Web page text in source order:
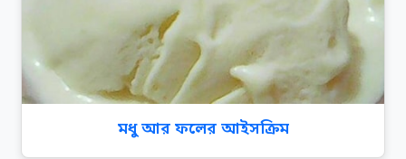
মধু আর ফলের আইসক্রিম